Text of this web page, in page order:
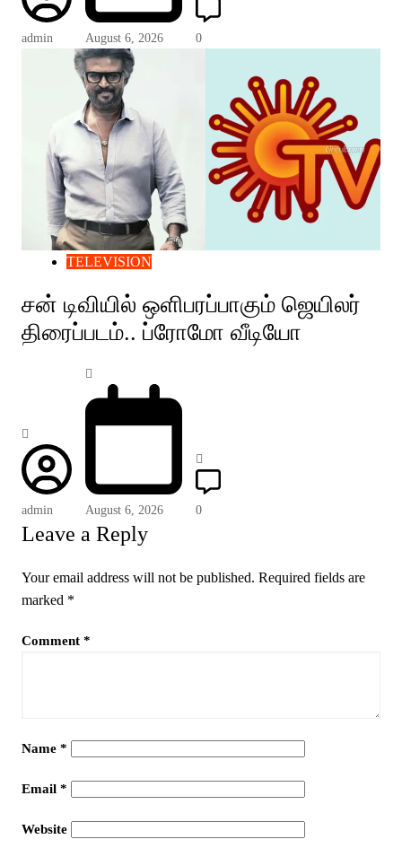
admin August 6, 2026 0
TELEVISION
சன் டிவியில் ஒளிபரப்பாகும் ஜெயிலர்
திரைப்படம்.. ப்ரோமோ வீடியோ
admin August 6, 2026 0
Leave a Reply
Your email address will not be published. Required fields are
marked *
Comment *
Name *
Email *
Website